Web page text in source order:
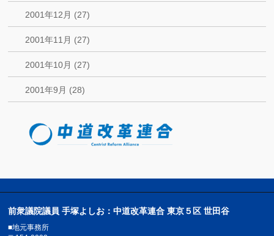
2001年12月 (27)
2001年11月 (27)
2001年10月 (27)
2001年9月 (28)
前衆議院議員 手塚よしお：中道改革連合 東京５区 世田谷
■地元事務所